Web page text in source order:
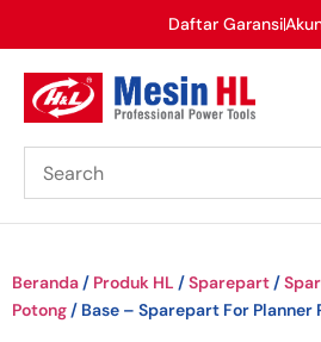
Daftar Garansi
Beranda / Produk HL /Sparepart /
Potong / Base – Sparepart For Planner